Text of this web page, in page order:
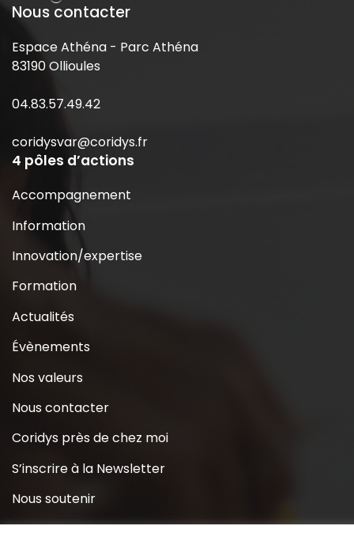
Nous contacter
Espace Athéna - Parc Athéna
83190 Ollioules
04.83.57.49.42
coridysvar@coridys.fr
4 pôles d’actions
Accompagnement
Information
Innovation/expertise
Formation
Actualités
Évènements
Nos valeurs
Nous contacter
Coridys près de chez moi
S’inscrire à la Newsletter
Nous soutenir